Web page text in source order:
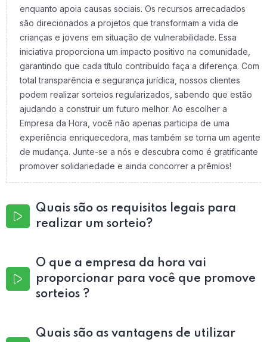
enquanto apoia causas sociais. Os recursos arrecadados
são direcionados a projetos que transformam a vida de
crianças e jovens em situação de vulnerabilidade. Essa
iniciativa proporciona um impacto positivo na comunidade,
garantindo que cada título contribuído faça a diferença. Com
total transparência e segurança jurídica, nossos clientes
podem realizar sorteios regularizados, sabendo que estão
ajudando a construir um futuro melhor. Ao escolher a
Empresa da Hora, você não apenas participa de uma
experiência enriquecedora, mas também se torna um agente
de mudança. Junte-se a nós e descubra como é gratificante
promover solidariedade e ainda concorrer a prêmios!
Quais são os requisitos legais para
realizar um sorteio?
O que a empresa da hora vai
proporcionar para você que promove
sorteios ?
Quais são as vantagens de utilizar